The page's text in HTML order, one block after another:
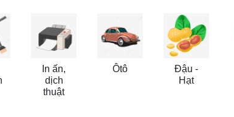
In ấn,
dịch
thuật
Ôtô
Đậu -
Hạt